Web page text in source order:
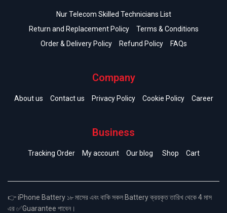
Nur Telecom Skilled Technicians List
Return and Replacement Policy
Terms & Conditions
Order & Delivery Policy
Refund Policy FAQs
Company
About us Contact us Privacy Policy Cookie Policy Career
Business
Tracking Order My account Our blog Shop Cart
👉 iPhone Battery ১৮ মাসের এবং বাকি সকল Battery ক্রয়কৃত তারিখ থেকে 4 মাস
এর ✅Guarantee পাবেন।